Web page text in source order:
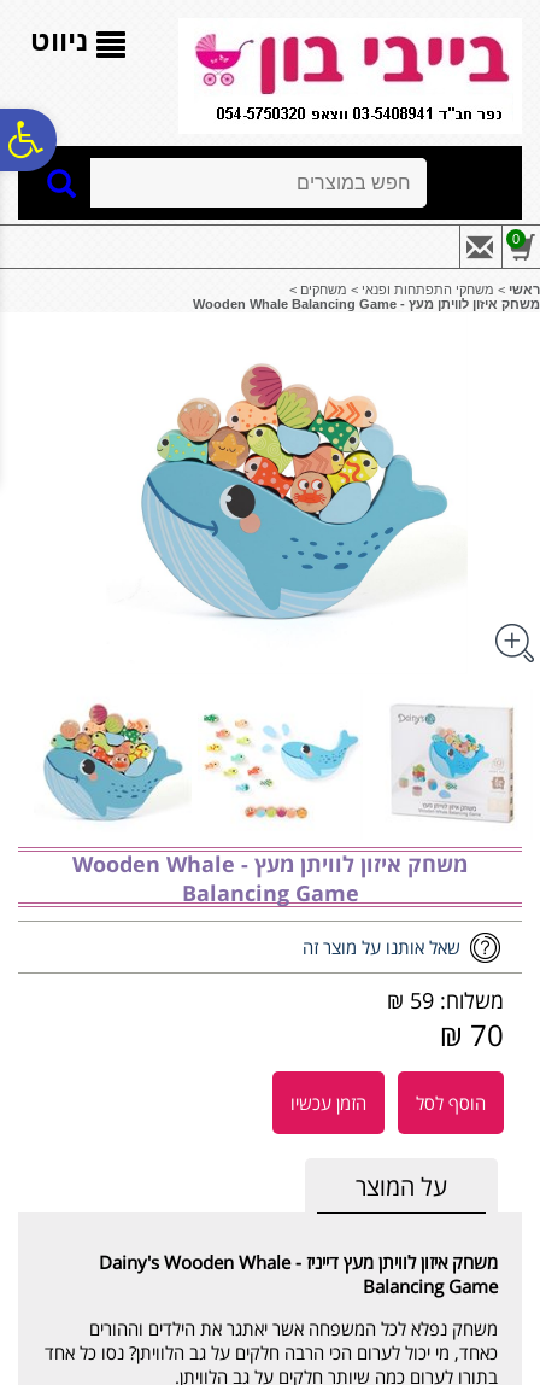
נגישות
אתר
המרכזי
ניווט
0
ראשי > משחקי התפתחות ופנאי > משחקים >
משחק איזון לוויתן מעץ - ‏‏‏‏Wooden Whale Balancing Game
משחק איזון לוויתן מעץ - ‏‏‏‏Wooden Whale
Balancing Game
שאל אותנו על מוצר זה
משלוח: 59 ₪
70 ₪
הוסף לסל הזמן עכשיו
על המוצר
משחק איזון לוויתן מעץ דייניז - ‏‏‏‏Dainy's Wooden Whale
Balancing Game
משחק נפלא לכל המשפחה אשר יאתגר את הילדים וההורים
כאחד, מי יכול לערום הכי הרבה חלקים על גב הלוויתן? נסו כל אחד
בתורו לערום כמה שיותר חלקים על גב הלוויתן.